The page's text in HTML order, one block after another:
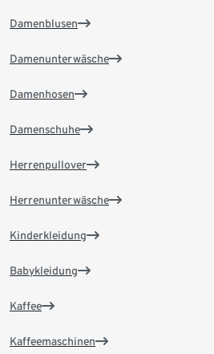
Damenblusen
Damenunterwäsche
Damenhosen
Damenschuhe
Herrenpullover
Herrenunterwäsche
Kinderkleidung
Babykleidung
Kaffee
Kaffeemaschinen